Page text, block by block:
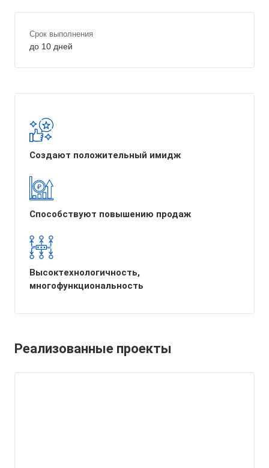
Срок выполнения
до 10 дней
Создают положительный имидж
Способствуют повышению продаж
Высоктехнологичность,
многофункциональность
Реализованные проекты